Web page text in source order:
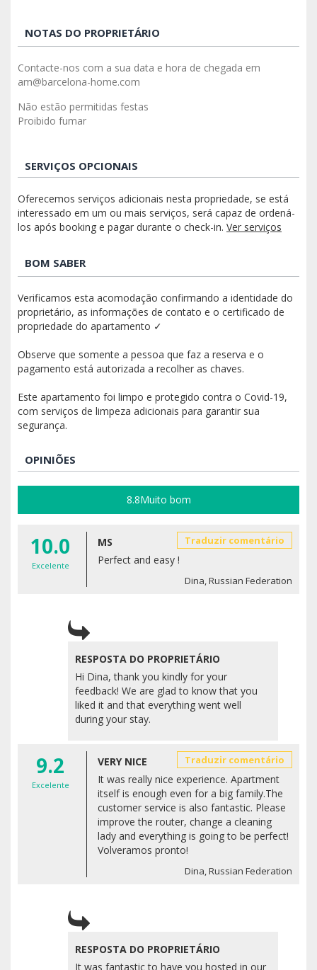
NOTAS DO PROPRIETÁRIO
Contacte-nos com a sua data e hora de chegada em
am@barcelona-home.com
Não estão permitidas festas
Proibido fumar
SERVIÇOS OPCIONAIS
Oferecemos serviços adicionais nesta propriedade, se está
interessado em um ou mais serviços, será capaz de ordená-
los após booking e pagar durante o check-in. Ver serviços
BOM SABER
Verificamos esta acomodação confirmando a identidade do
proprietário, as informações de contato e o certificado de
propriedade do apartamento ✓
Observe que somente a pessoa que faz a reserva e o
pagamento está autorizada a recolher as chaves.
Este apartamento foi limpo e protegido contra o Covid-19,
com serviços de limpeza adicionais para garantir sua
segurança.
OPINIÕES
8.8Muito bom
10.0
Excelente
MS Traduzir comentário
Perfect and easy !
Dina, Russian Federation
RESPOSTA DO PROPRIETÁRIO
Hi Dina, thank you kindly for your
feedback! We are glad to know that you
liked it and that everything went well
during your stay.
9.2
Excelente
VERY NICE Traduzir comentário
It was really nice experience. Apartment
itself is enough even for a big family.The
customer service is also fantastic. Please
improve the router, change a cleaning
lady and everything is going to be perfect!
Volveramos pronto!
Dina, Russian Federation
RESPOSTA DO PROPRIETÁRIO
It was fantastic to have you hosted in our